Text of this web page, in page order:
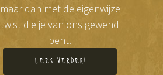
maar dan met de eigenwijze
twist die je van ons gewend
bent.
lees verder!